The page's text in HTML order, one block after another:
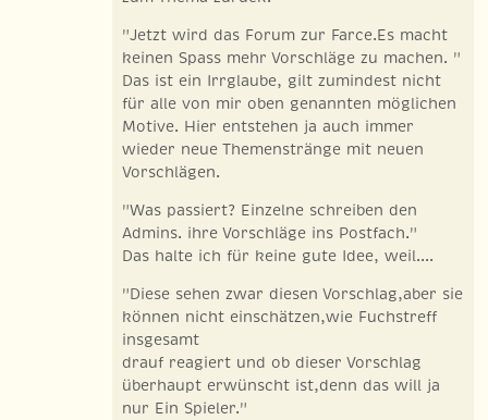
"Jetzt wird das Forum zur Farce.Es macht
keinen Spass mehr Vorschläge zu machen. "
Das ist ein Irrglaube, gilt zumindest nicht
für alle von mir oben genannten möglichen
Motive. Hier entstehen ja auch immer
wieder neue Themenstränge mit neuen
Vorschlägen.
"Was passiert? Einzelne schreiben den
Admins. ihre Vorschläge ins Postfach."
Das halte ich für keine gute Idee, weil....
"Diese sehen zwar diesen Vorschlag,aber sie
können nicht einschätzen,wie Fuchstreff
insgesamt
drauf reagiert und ob dieser Vorschlag
überhaupt erwünscht ist,denn das will ja
nur Ein Spieler."